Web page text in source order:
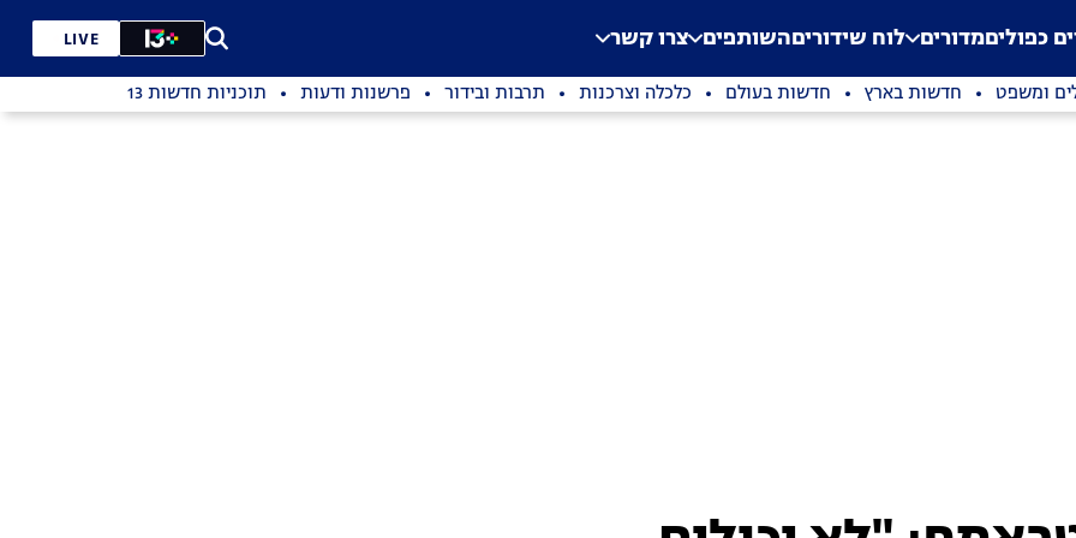
Application error: a
. כפוליםמדורים לוח שידוריםהשותפים צרו קשר LIVE
ומשפט חדשות בארץ חדשות בעולם כלכלה וצרכנות תרבות ובידור פרשנות ודעות תוכניות חדשות 13